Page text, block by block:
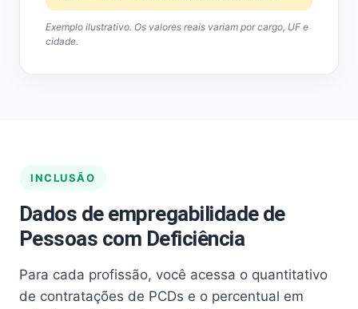
Exemplo ilustrativo. Os valores reais variam por cargo, UF e
cidade.
INCLUSÃO
Dados de empregabilidade de
Pessoas com Deficiência
Para cada profissão, você acessa o quantitativo
de contratações de PCDs e o percentual em